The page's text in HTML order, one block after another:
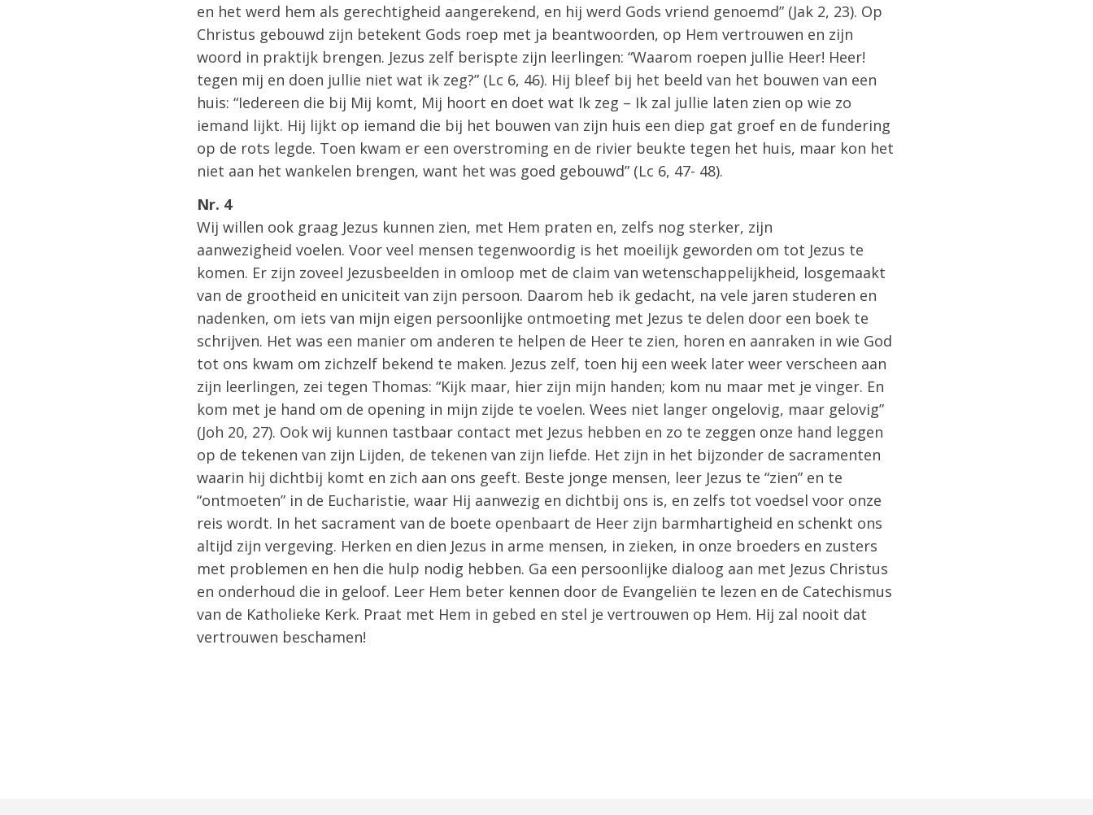
en het werd hem als gerechtigheid aangerekend, en hij werd Gods vriend genoemd” (Jak 2, 23). Op
Christus gebouwd zijn betekent Gods roep met ja beantwoorden, op Hem vertrouwen en zijn
woord in praktijk brengen. Jezus zelf berispte zijn leerlingen: “Waarom roepen jullie Heer! Heer!
tegen mij en doen jullie niet wat ik zeg?” (Lc 6, 46). Hij bleef bij het beeld van het bouwen van een
huis: “Iedereen die bij Mij komt, Mij hoort en doet wat Ik zeg – Ik zal jullie laten zien op wie zo
iemand lijkt. Hij lijkt op iemand die bij het bouwen van zijn huis een diep gat groef en de fundering
op de rots legde. Toen kwam er een overstroming en de rivier beukte tegen het huis, maar kon het
niet aan het wankelen brengen, want het was goed gebouwd” (Lc 6, 47- 48).
Nr. 4
Wij willen ook graag Jezus kunnen zien, met Hem praten en, zelfs nog sterker, zijn
aanwezigheid voelen. Voor veel mensen tegenwoordig is het moeilijk geworden om tot Jezus te
komen. Er zijn zoveel Jezusbeelden in omloop met de claim van wetenschappelijkheid, losgemaakt
van de grootheid en uniciteit van zijn persoon. Daarom heb ik gedacht, na vele jaren studeren en
nadenken, om iets van mijn eigen persoonlijke ontmoeting met Jezus te delen door een boek te
schrijven. Het was een manier om anderen te helpen de Heer te zien, horen en aanraken in wie God
tot ons kwam om zichzelf bekend te maken. Jezus zelf, toen hij een week later weer verscheen aan
zijn leerlingen, zei tegen Thomas: “Kijk maar, hier zijn mijn handen; kom nu maar met je vinger. En
kom met je hand om de opening in mijn zijde te voelen. Wees niet langer ongelovig, maar gelovig”
(Joh 20, 27). Ook wij kunnen tastbaar contact met Jezus hebben en zo te zeggen onze hand leggen
op de tekenen van zijn Lijden, de tekenen van zijn liefde. Het zijn in het bijzonder de sacramenten
waarin hij dichtbij komt en zich aan ons geeft. Beste jonge mensen, leer Jezus te “zien” en te
“ontmoeten” in de Eucharistie, waar Hij aanwezig en dichtbij ons is, en zelfs tot voedsel voor onze
reis wordt. In het sacrament van de boete openbaart de Heer zijn barmhartigheid en schenkt ons
altijd zijn vergeving. Herken en dien Jezus in arme mensen, in zieken, in onze broeders en zusters
met problemen en hen die hulp nodig hebben. Ga een persoonlijke dialoog aan met Jezus Christus
en onderhoud die in geloof. Leer Hem beter kennen door de Evangeliën te lezen en de Catechismus
van de Katholieke Kerk. Praat met Hem in gebed en stel je vertrouwen op Hem. Hij zal nooit dat
vertrouwen beschamen!